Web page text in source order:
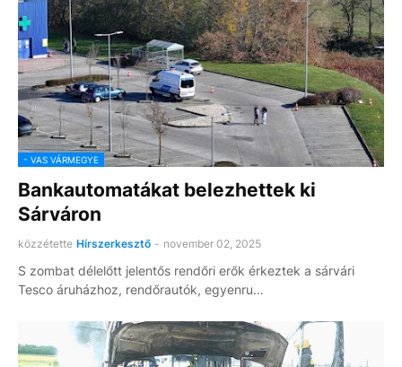
- VAS VÁRMEGYE
Bankautomatákat belezhettek ki
Sárváron
közzétette Hírszerkesztő - november 02, 2025
S zombat délelőtt jelentős rendőri erők érkeztek a sárvári
Tesco áruházhoz, rendőrautók, egyenru…